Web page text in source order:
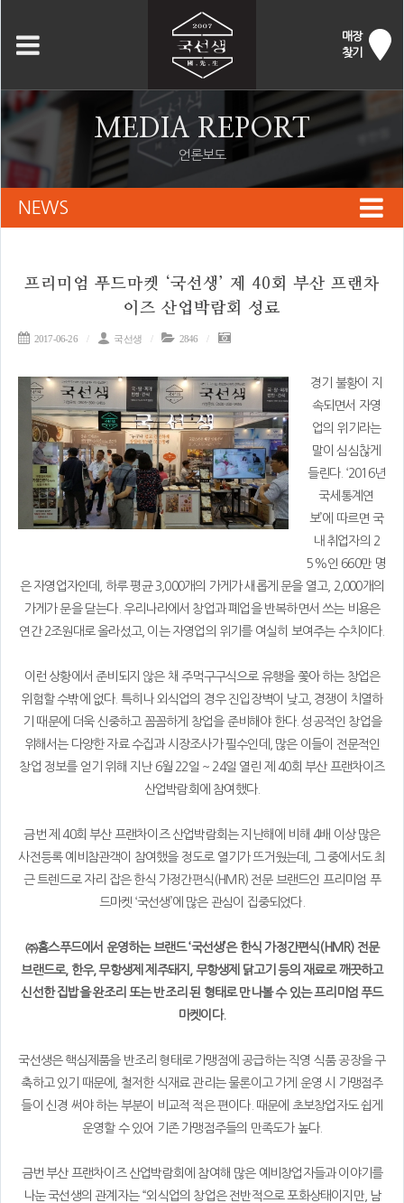
매장
찾기
MEDIA REPORT
언론보도
NEWS
프리미엄 푸드마켓 ‘국선생’ 제 40회 부산 프랜차
이즈 산업박람회 성료
2017-06-26 국선생 2846
경기 불황이 지
속되면서 자영
업의 위기라는
말이 심심찮게
들린다. ‘2016년
국세통계연
보’에 따르면 국
내 취업자의 2
5%인 660만 명
은 자영업자인데, 하루 평균 3,000개의 가게가 새롭게 문을 열고, 2,000개의
가게가 문을 닫는다. 우리나라에서 창업과 폐업을 반복하면서 쓰는 비용은
연간 2조원대로 올라섰고, 이는 자영업의 위기를 여실히 보여주는 수치이다.
이런 상황에서 준비되지 않은 채 주먹구구식으로 유행을 쫓아 하는 창업은
위험할 수밖에 없다. 특히나 외식업의 경우 진입장벽이 낮고, 경쟁이 치열하
기 때문에 더욱 신중하고 꼼꼼하게 창업을 준비해야 한다. 성공적인 창업을
위해서는 다양한 자료 수집과 시장조사가 필수인데, 많은 이들이 전문적인
창업 정보를 얻기 위해 지난 6월 22일 ~ 24일 열린 제 40회 부산 프랜차이즈
산업박람회에 참여했다.
금번 제 40회 부산 프랜차이즈 산업박람회는 지난해에 비해 4배 이상 많은
사전등록 예비참관객이 참여했을 정도로 열기가 뜨거웠는데, 그 중에서도 최
근 트렌드로 자리 잡은 한식 가정간편식(HMR) 전문 브랜드인 프리미엄 푸
드마켓 ‘국선생’에 많은 관심이 집중되었다.
㈜홈스푸드에서 운영하는 브랜드 ‘국선생’은 한식 가정간편식(HMR) 전문
브랜드로, 한우, 무항생제 제주돼지, 무항생제 닭고기 등의 재료로 깨끗하고
신선한 집밥을 완조리 또는 반조리 된 형태로 만나볼 수 있는 프리미엄 푸드
마켓이다.
국선생은 핵심제품을 반조리 형태로 가맹점에 공급하는 직영 식품 공장을 구
축하고 있기 때문에, 철저한 식재료 관리는 물론이고 가게 운영 시 가맹점주
들이 신경 써야 하는 부분이 비교적 적은 편이다. 때문에 초보창업자도 쉽게
운영할 수 있어 기존 가맹점주들의 만족도가 높다.
금번 부산 프랜차이즈 산업박람회에 참여해 많은 예비창업자들과 이야기를
나눈 국선생의 관계자는 “외식업의 창업은 전반적으로 포화상태이지만, 남